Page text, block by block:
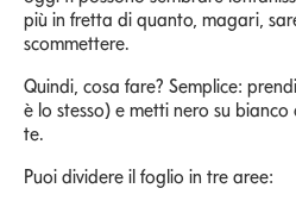
più in fretta di quanto, magari,
scommettere.
Quindi, cosa fare? Semplice:
è lo stesso) e metti nero su
te.
Puoi dividere il foglio in tre aree: